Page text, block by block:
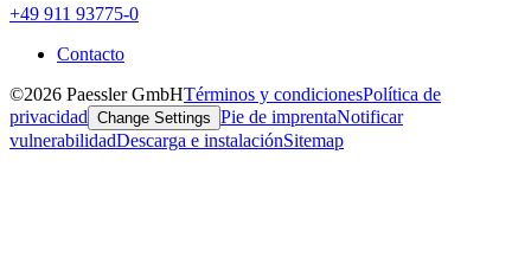
+49 911 93775-0
Contacto
©2026 Paessler GmbHTérminos y condicionesPolítica de
privacidad Change Settings Pie de imprentaNotificar
vulnerabilidadDescarga e instalaciónSitemap